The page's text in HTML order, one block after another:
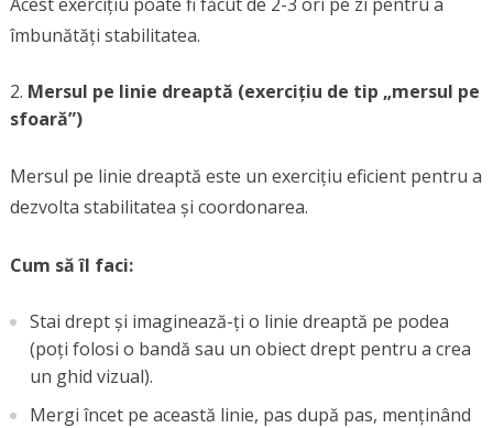
îmbunătăți stabilitatea.
Mersul pe linie dreaptă (exercițiu de tip „mersul pe
sfoară”)
Mersul pe linie dreaptă este un exercițiu eficient pentru a
dezvolta stabilitatea și coordonarea.
Cum să îl faci:
Stai drept și imaginează-ți o linie dreaptă pe podea
(poți folosi o bandă sau un obiect drept pentru a crea
un ghid vizual).
Mergi încet pe această linie, pas după pas, menținând